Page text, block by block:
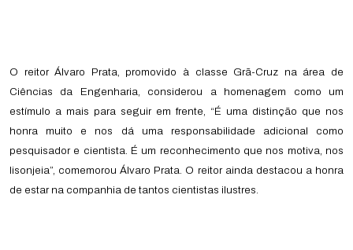
O reitor Álvaro Prata, promovido à classe Grã-Cruz na área de
Ciências da Engenharia, considerou a homenagem como um
estímulo a mais para seguir em frente, “É uma distinção que nos
honra muito e nos dá uma responsabilidade adicional como
pesquisador e cientista. É um reconhecimento que nos motiva, nos
lisonjeia”, comemorou Álvaro Prata. O reitor ainda destacou a honra
de estar na companhia de tantos cientistas ilustres.